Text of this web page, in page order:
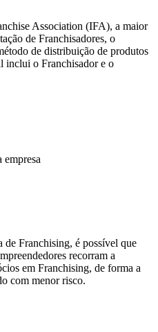
Association (IFA), a maior
de Franchisadores, o
de distribuição de produtos
inclui o Franchisador e o
empresa
de Franchising, é possível que
recorram a
em Franchising, de forma a
com menor risco.